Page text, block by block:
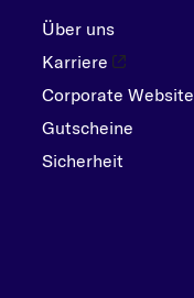
Über uns
Karriere
Corporate Website
Gutscheine
Sicherheit